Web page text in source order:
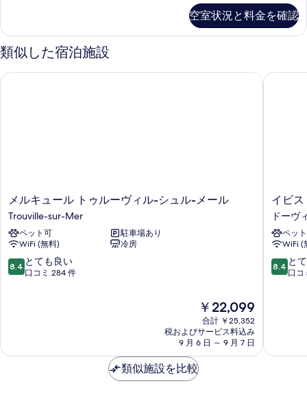
写
真
を
の
詳
細
空室状況と料金を確認
類似した宿泊施設
メ
ル
キ
ュ
ー
ル
ト
シ
メルキュール トゥルーヴィル-シュル-メール
Trouville-sur-Mer
ペット可
駐車場あり
WiFi (無料)
冷房
10
段
良
8.4 とても良い
口コミ 284 件
現
在
の
料
金
は
￥22,099
￥22,099
合計 ￥25,352
税およびサービス料込み
9 月 6 日 ～ 9 月 7 日
メルキュール トゥルーヴィル-シュル-メール
イ
ビ
ス
ド
ー
ヴ
ィ
ー
イビ
ドーヴ
ペッ
WiFi (
10
段
良
8.4 と
口コ
イビス
類似施設を比較